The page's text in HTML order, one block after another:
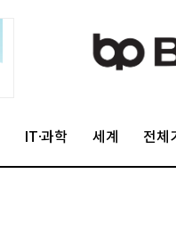
IT·과학 세계 전체